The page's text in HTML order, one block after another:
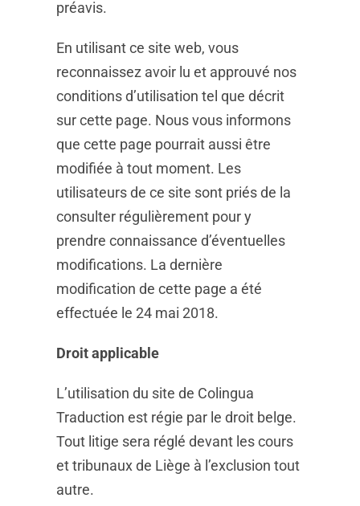
préavis.
En utilisant ce site web, vous
reconnaissez avoir lu et approuvé nos
conditions d’utilisation tel que décrit
sur cette page. Nous vous informons
que cette page pourrait aussi être
modifiée à tout moment. Les
utilisateurs de ce site sont priés de la
consulter régulièrement pour y
prendre connaissance d’éventuelles
modifications. La dernière
modification de cette page a été
effectuée le 24 mai 2018.
Droit applicable
L’utilisation du site de Colingua
Traduction est régie par le droit belge.
Tout litige sera réglé devant les cours
et tribunaux de Liège à l’exclusion tout
autre.